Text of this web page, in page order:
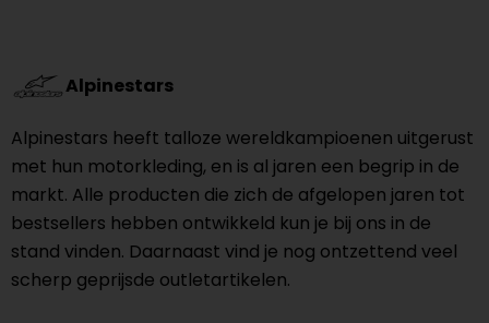
Alpinestars
Alpinestars heeft talloze wereldkampioenen uitgerust
met hun motorkleding, en is al jaren een begrip in de
markt. Alle producten die zich de afgelopen jaren tot
bestsellers hebben ontwikkeld kun je bij ons in de
stand vinden. Daarnaast vind je nog ontzettend veel
scherp geprijsde outletartikelen.